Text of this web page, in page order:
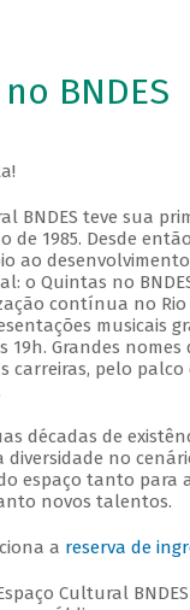
BNDES
BNDES teve sua
de 1985. Desde
ao
o Quintas no
contínua no Rio
musicais
19h. Grandes nomes
carreiras, pelo palco
décadas de
diversidade no
espaço tanto para
novos talentos.
a reserva de
Cultural